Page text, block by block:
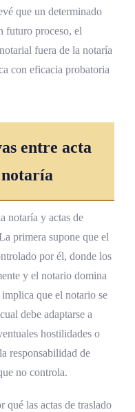
que un determinado
futuro proceso, el
fuera de la notaría
con eficacia probatoria
entre acta
notaría y actas de
primera supone que el
por él, donde los
y el notario domina
que el notario se
debe adaptarse a
hostilidades o
responsabilidad de
no controla.
qué las actas de traslado